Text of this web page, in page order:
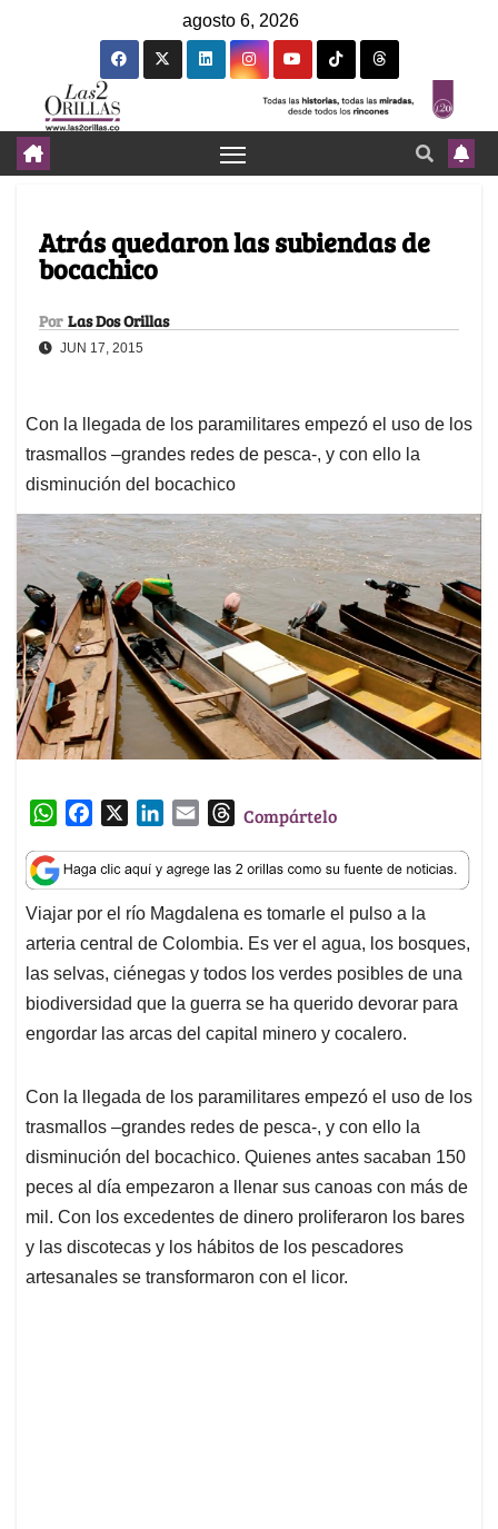
agosto 6, 2026
Atrás quedaron las subiendas de
bocachico
Por Las Dos Orillas
JUN 17, 2015
Con la llegada de los paramilitares empezó el uso de los
trasmallos –grandes redes de pesca-, y con ello la
disminución del bocachico
W
a
t
s
A
p
p
c
e
b
o
o
k
n
k
e
d
I
n
a
i
l
T
r
e
a
d
s
Compártelo
Viajar por el río Magdalena es tomarle el pulso a la
arteria central de Colombia. Es ver el agua, los bosques,
las selvas, ciénegas y todos los verdes posibles de una
biodiversidad que la guerra se ha querido devorar para
engordar las arcas del capital minero y cocalero.
Con la llegada de los paramilitares empezó el uso de los
trasmallos –grandes redes de pesca-, y con ello la
disminución del bocachico. Quienes antes sacaban 150
peces al día empezaron a llenar sus canoas con más de
mil. Con los excedentes de dinero proliferaron los bares
y las discotecas y los hábitos de los pescadores
artesanales se transformaron con el licor.